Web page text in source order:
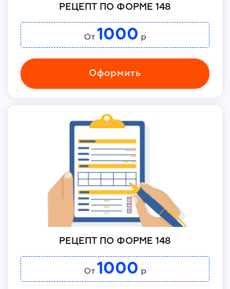
РЕЦЕПТ ПО ФОРМЕ 148
От 1000 р
Оформить
РЕЦЕПТ ПО ФОРМЕ 148
От 1000 р